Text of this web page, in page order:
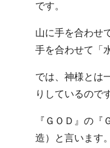
です。
山に手を合わせ
手を合わせて「
では、神様とは
りしているので
『ＧＯＤ』の
造）と言います